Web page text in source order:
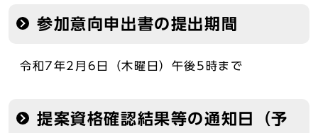
参加意向申出書の提出期間
令和7年2月6日（木曜日）午後5時まで
提案資格確認結果等の通知日（予